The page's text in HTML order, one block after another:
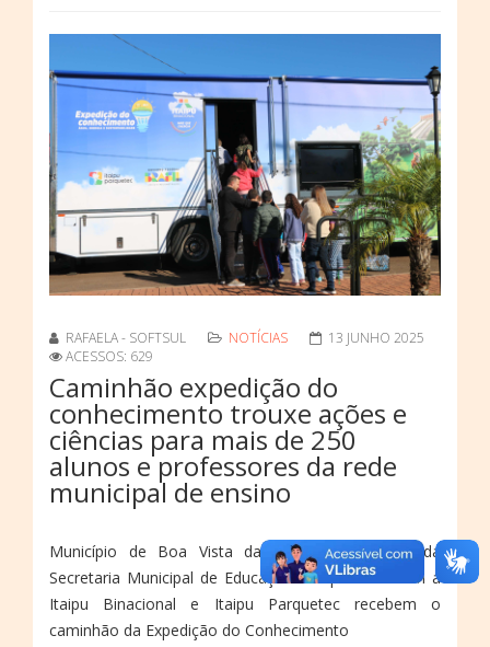
RAFAELA - SOFTSUL NOTÍCIAS
13 JUNHO 2025
ACESSOS: 629
Caminhão expedição do
conhecimento trouxe ações e
ciências para mais de 250
alunos e professores da rede
municipal de ensino
Município de Boa Vista da Aparecida, através da
Secretaria Municipal de Educação em parceria com a
Itaipu Binacional e Itaipu Parquetec recebem o
caminhão da Expedição do Conhecimento